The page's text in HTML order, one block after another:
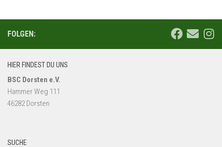
FOLGEN:
HIER FINDEST DU UNS
BSC Dorsten e.V.
Hammer Weg 111
46282 Dorsten
SUCHE